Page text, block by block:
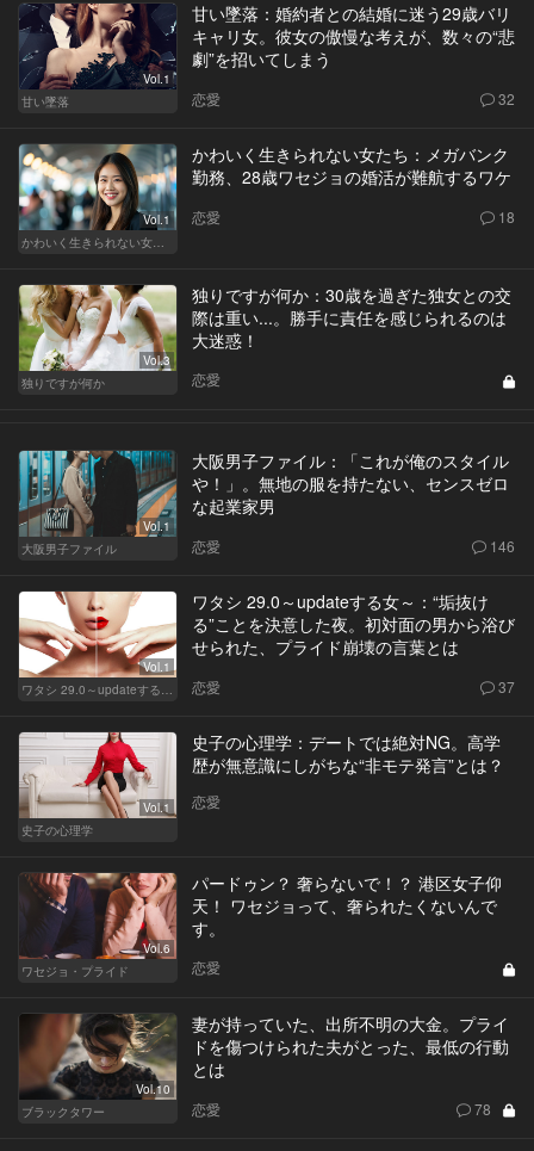
Vol.1
甘い墜落
甘い墜落：婚約者との結婚に迷う29歳バリ
キャリ女。彼女の傲慢な考えが、数々の“悲
劇”を招いてしまう
恋愛 32
Vol.1
かわいく生きられない女たち
かわいく生きられない女たち：メガバンク
勤務、28歳ワセジョの婚活が難航するワケ
恋愛 18
Vol.3
独りですが何か
独りですが何か：30歳を過ぎた独女との交
際は重い...。勝手に責任を感じられるのは
大迷惑！
恋愛
Vol.1
大阪男子ファイル
大阪男子ファイル：「これが俺のスタイル
や！」。無地の服を持たない、センスゼロ
な起業家男
恋愛 146
Vol.1
ワタシ 29.0～updateする女～
ワタシ 29.0～updateする女～：“垢抜け
る”ことを決意した夜。初対面の男から浴び
せられた、プライド崩壊の言葉とは
恋愛 37
Vol.1
史子の心理学
史子の心理学：デートでは絶対NG。高学
歴が無意識にしがちな“非モテ発言”とは？
恋愛
Vol.6
ワセジョ・プライド
パードゥン？ 奢らないで！？ 港区女子仰
天！ ワセジョって、奢られたくないんで
す。
恋愛
Vol.10
ブラックタワー
妻が持っていた、出所不明の大金。プライ
ドを傷つけられた夫がとった、最低の行動
とは
恋愛 78